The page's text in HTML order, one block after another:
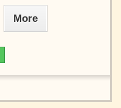
More